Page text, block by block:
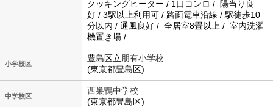
クッキングヒーター / 1口コンロ / 陽当り良
好 / 3駅以上利用可 / 路面電車沿線 / 駅徒歩10
分以内 / 通風良好 / 全居室8畳以上 / 室内洗濯
機置き場 /
小学校区
豊島区立朋有小学校
(東京都豊島区)
中学校区
西巣鴨中学校
(東京都豊島区)